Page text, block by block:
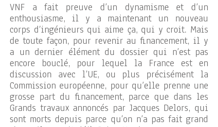
VNF a fait preuve d’un dynamisme et d’un
enthousiasme, il y a maintenant un nouveau
corps d’ingénieurs qui aime ça, qui y croit. Mais
de toute façon, pour revenir au financement, il y
a un dernier élément du dossier qui n’est pas
encore bouclé, pour lequel la France est en
discussion avec l’UE, ou plus précisément la
Commission européenne, pour qu’elle prenne une
grosse part du financement, parce que dans les
Grands travaux annoncés par Jacques Delors, qui
sont morts depuis parce qu’on n’a pas fait grand